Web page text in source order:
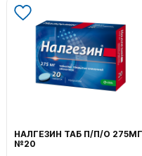
НАЛГЕЗИН ТАБ П/П/О 275МГ
№20